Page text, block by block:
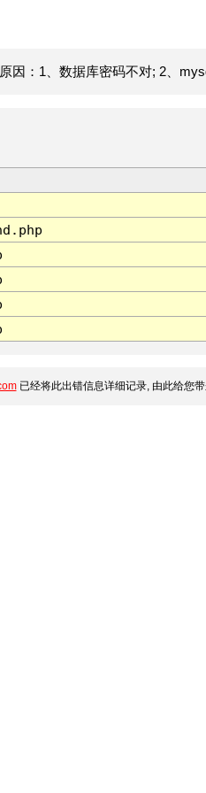
因：1、数据库密码不对; 2、
已经将此出错信息详细记录, 由此给您